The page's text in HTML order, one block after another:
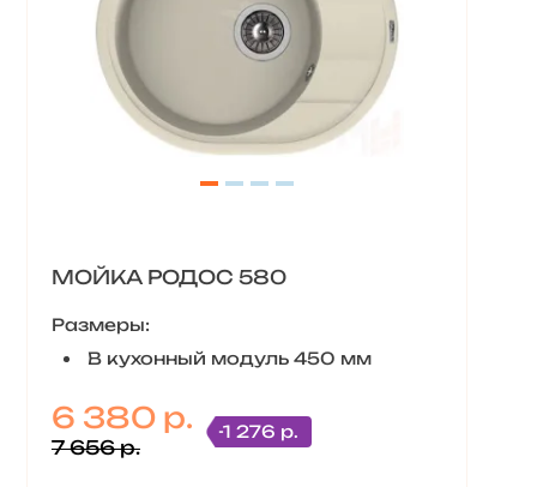
МОЙКА РОДОС 580
Размеры:
В кухонный модуль 450 мм
6 380 р.
7 656 р.
-1 276 р.